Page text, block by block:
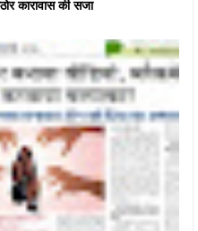
कारावास की सजा